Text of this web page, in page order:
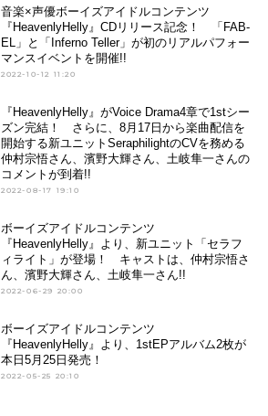
音楽×声優ボーイズアイドルコンテンツ
『HeavenlyHelly』CDリリース記念！ 「FAB-
EL」と「Inferno Teller」が初のリアルパフォー
マンスイベントを開催!!
2022-10-12 11:20
『HeavenlyHelly』がVoice Drama4章で1stシー
ズン完結！ さらに、8月17日から楽曲配信を
開始する新ユニットSeraphilightのCVを務める
仲村宗悟さん、濱野大輝さん、土岐隼一さんの
コメントが到着!!
2022-08-17 19:10
ボーイズアイドルコンテンツ
『HeavenlyHelly』より、新ユニット「セラフ
ィライト」が登場！ キャストは、仲村宗悟さ
ん、濱野大輝さん、土岐隼一さん!!
2022-06-29 20:00
ボーイズアイドルコンテンツ
『HeavenlyHelly』より、1stEPアルバム2枚が
本日5月25日発売！
2022-05-25 20:10